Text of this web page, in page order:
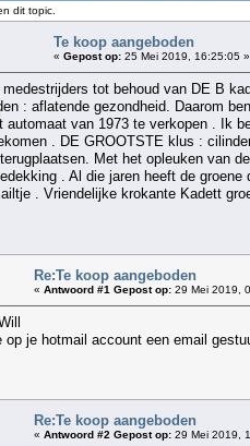
dit topic.
Te koop aangeboden
« Gepost op: 25 Mei 2019, 16:25:05 »
medestrijders tot behoud van DE B
: aflatende gezondheid. Daarom
automaat van 1973 te verkopen . Ik
. DE GROOTSTE klus :
Met het opleuken van
. Al die jaren heeft de
. Vriendelijke krokante Kadett
Re:Te koop aangeboden
« Antwoord #1 Gepost op: 29 Mei 2019,
op je hotmail account een email
Re:Te koop aangeboden
« Antwoord #2 Gepost op: 29 Mei 2019,